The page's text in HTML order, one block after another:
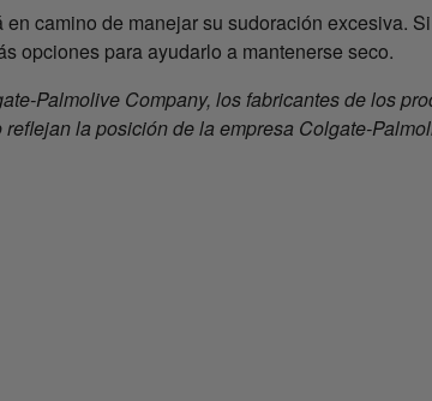
camino de manejar su sudoración excesiva.
opciones para ayudarlo a mantenerse seco.
Palmolive Company, los fabricantes de los
la posición de la empresa Colgate-